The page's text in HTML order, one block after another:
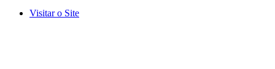
Visitar o Site